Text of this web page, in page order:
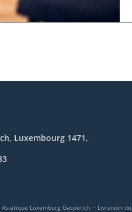
Luxembourg 1471,
Luxemburg Gasperich . Livraison